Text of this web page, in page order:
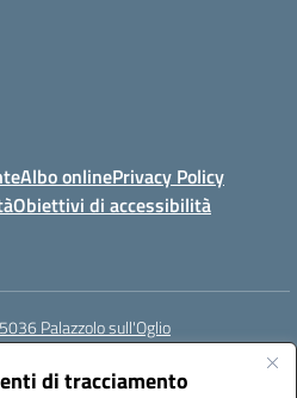
di tracciamento
Albo onlinePrivacy Policy
Obiettivi di accessibilità
Palazzolo sull'Oglio
bsis01800p@pec.istruzione.it